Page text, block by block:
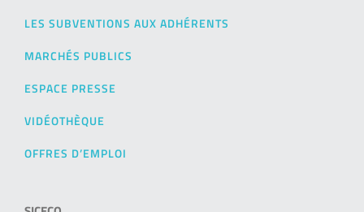
LES SUBVENTIONS AUX ADHÉRENTS
MARCHÉS PUBLICS
ESPACE PRESSE
VIDÉOTHÈQUE
OFFRES D’EMPLOI